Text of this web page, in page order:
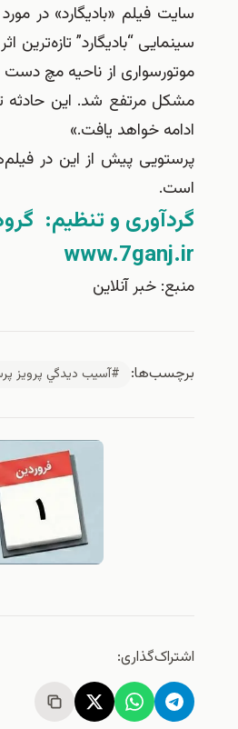
سایت فیلم «بادیگارد» در
سینمایی “بادیگارد”
موتورسواری از ناحیه مچ دست
مشکل مرتفع شد. این حادثه
ادامه خواهد یافت.»
پرستویی پیش از این در
است.
گردآوری و تنظیم: گروه ۷
www.7ganj.ir
منبع: خبر آنلاين
برچسب‌ها: #آسيب ديدگي پرويز
اشتراک‌گذاری: